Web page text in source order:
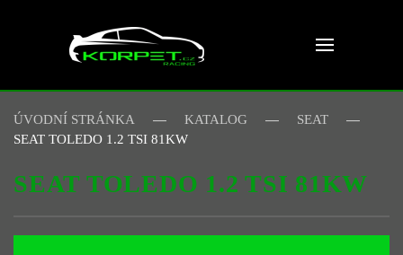
Skip to main content
ÚVODNÍ STRÁNKA KATALOG
SEAT
SEAT TOLEDO 1.2 TSI 81KW
SEAT TOLEDO 1.2 TSI 81KW